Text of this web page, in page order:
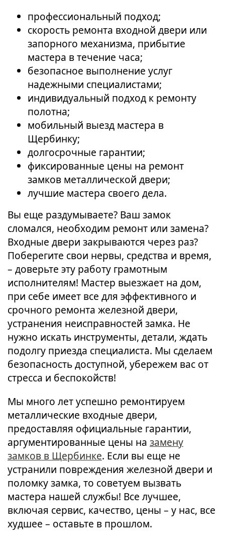
профессиональный подход;
скорость ремонта входной двери или
запорного механизма, прибытие
мастера в течение часа;
безопасное выполнение услуг
надежными специалистами;
индивидуальный подход к ремонту
полотна;
мобильный выезд мастера в
Щербинку;
долгосрочные гарантии;
фиксированные цены на ремонт
замков металлической двери;
лучшие мастера своего дела.
Вы еще раздумываете? Ваш замок
сломался, необходим ремонт или замена?
Входные двери закрываются через раз?
Поберегите свои нервы, средства и время,
– доверьте эту работу грамотным
исполнителям! Мастер выезжает на дом,
при себе имеет все для эффективного и
срочного ремонта железной двери,
устранения неисправностей замка. Не
нужно искать инструменты, детали, ждать
подолгу приезда специалиста. Мы сделаем
безопасность доступной, убережем вас от
стресса и беспокойств!
Мы много лет успешно ремонтируем
металлические входные двери,
предоставляя официальные гарантии,
аргументированные цены на замену
замков в Щербинке. Если вы еще не
устранили повреждения железной двери и
поломку замка, то советуем вызвать
мастера нашей службы! Все лучшее,
включая сервис, качество, цены – у нас, все
худшее – оставьте в прошлом.